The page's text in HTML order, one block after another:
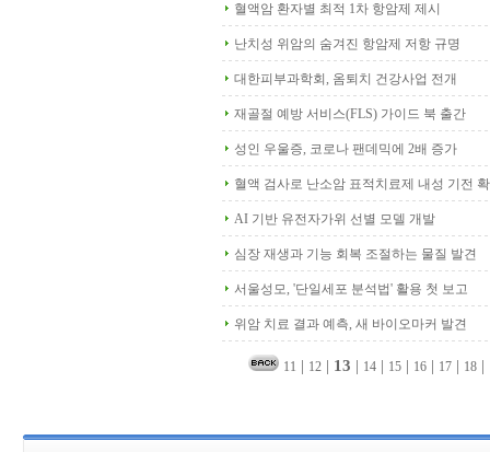
혈액암 환자별 최적 1차 항암제 제시
난치성 위암의 숨겨진 항암제 저항 규명
대한피부과학회, 옴퇴치 건강사업 전개
재골절 예방 서비스(FLS) 가이드 북 출간
성인 우울증, 코로나 팬데믹에 2배 증가
혈액 검사로 난소암 표적치료제 내성 기전
AI 기반 유전자가위 선별 모델 개발
심장 재생과 기능 회복 조절하는 물질 발견
서울성모, '단일세포 분석법' 활용 첫 보고
위암 치료 결과 예측, 새 바이오마커 발견
11 | 12| 13 | 14| 15| 16| 17| 18|